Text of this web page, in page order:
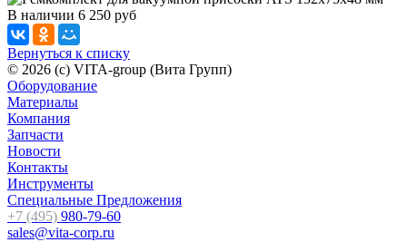
В наличии 6 250 руб
Вернуться к списку
© 2026 (c) VITA-group (Вита Групп)
Оборудование
Материалы
Компания
Запчасти
Новости
Контакты
Инструменты
Специальные Предложения
+7 (495) 980-79-60
sales@vita-corp.ru